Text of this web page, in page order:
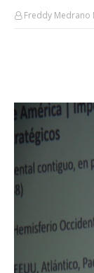
Freddy Medrano